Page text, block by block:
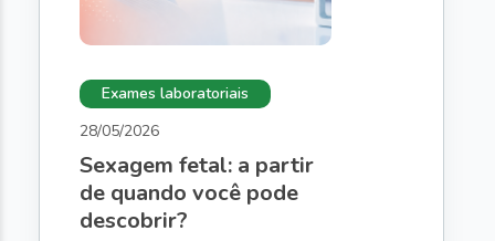
28/05/2026
Sexagem fetal: a partir
de quando você pode
descobrir?
Exames laboratoriais